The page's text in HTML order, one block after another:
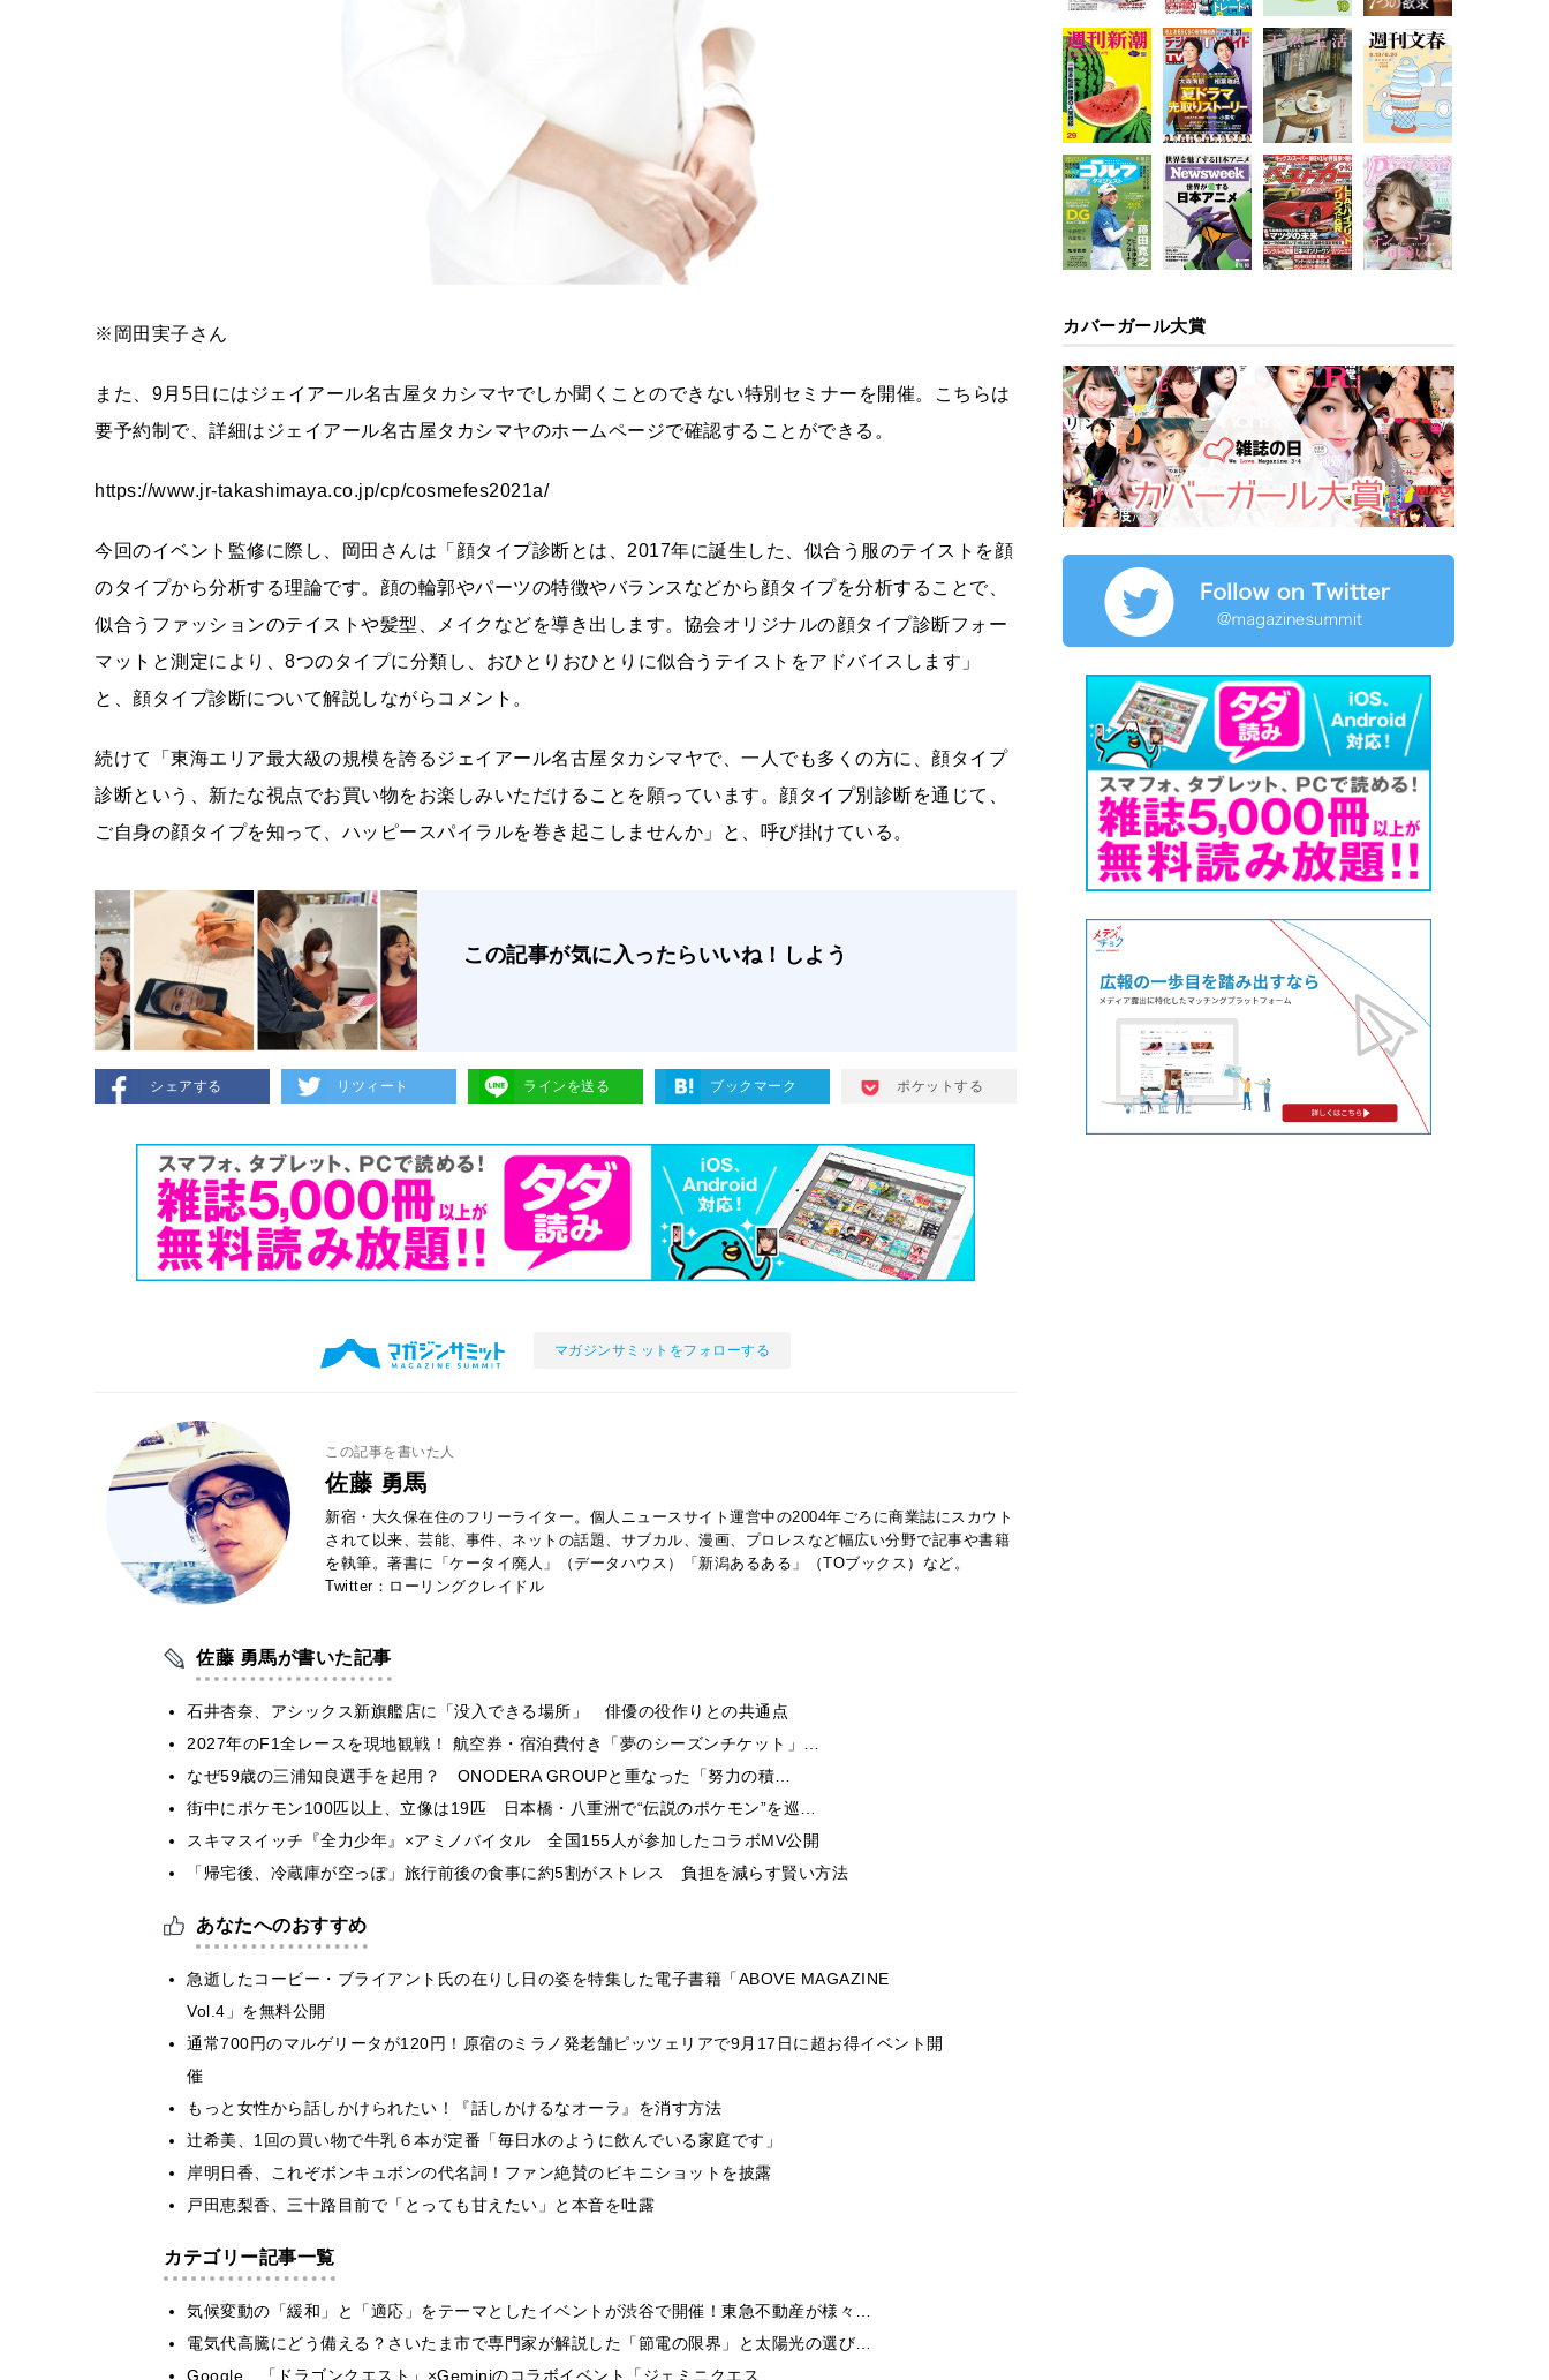
※岡田実子さん
また、9月5日にはジェイアール名古屋タカシマヤでしか聞くことのできない特別セミナーを開催。こちらは
要予約制で、詳細はジェイアール名古屋タカシマヤのホームページで確認することができる。
https://www.jr-takashimaya.co.jp/cp/cosmefes2021a/
今回のイベント監修に際し、岡田さんは「顔タイプ診断とは、2017年に誕生した、似合う服のテイストを顔
のタイプから分析する理論です。顔の輪郭やパーツの特徴やバランスなどから顔タイプを分析することで、
似合うファッションのテイストや髪型、メイクなどを導き出します。協会オリジナルの顔タイプ診断フォー
マットと測定により、8つのタイプに分類し、おひとりおひとりに似合うテイストをアドバイスします」
と、顔タイプ診断について解説しながらコメント。
続けて「東海エリア最大級の規模を誇るジェイアール名古屋タカシマヤで、一人でも多くの方に、顔タイプ
診断という、新たな視点でお買い物をお楽しみいただけることを願っています。顔タイプ別診断を通じて、
ご自身の顔タイプを知って、ハッピースパイラルを巻き起こしませんか」と、呼び掛けている。
この記事が気に入ったらいいね！しよう
シェアする リツィート ラインを送る ブックマーク ポケットする
マガジンサミットをフォローする
この記事を書いた人
佐藤 勇馬
新宿・大久保在住のフリーライター。個人ニュースサイト運営中の2004年ごろに商業誌にスカウト
されて以来、芸能、事件、ネットの話題、サブカル、漫画、プロレスなど幅広い分野で記事や書籍
を執筆。著書に「ケータイ廃人」（データハウス）「新潟あるある」（TOブックス）など。
Twitter：ローリングクレイドル
佐藤 勇馬が書いた記事
石井杏奈、アシックス新旗艦店に「没入できる場所」 俳優の役作りとの共通点
2027年のF1全レースを現地観戦！ 航空券・宿泊費付き「夢のシーズンチケット」…
なぜ59歳の三浦知良選手を起用？ ONODERA GROUPと重なった「努力の積…
街中にポケモン100匹以上、立像は19匹 日本橋・八重洲で“伝説のポケモン”を巡…
スキマスイッチ『全力少年』×アミノバイタル 全国155人が参加したコラボMV公開
「帰宅後、冷蔵庫が空っぽ」旅行前後の食事に約5割がストレス 負担を減らす賢い方法
あなたへのおすすめ
急逝したコービー・ブライアント氏の在りし日の姿を特集した電子書籍「ABOVE MAGAZINE
Vol.4」を無料公開
通常700円のマルゲリータが120円！原宿のミラノ発老舗ピッツェリアで9月17日に超お得イベント開
催
もっと女性から話しかけられたい！『話しかけるなオーラ』を消す方法
辻希美、1回の買い物で牛乳６本が定番「毎日水のように飲んでいる家庭です」
岸明日香、これぞボンキュボンの代名詞！ファン絶賛のビキニショットを披露
戸田恵梨香、三十路目前で「とっても甘えたい」と本音を吐露
カテゴリー記事一覧
気候変動の「緩和」と「適応」をテーマとしたイベントが渋谷で開催！東急不動産が様々…
電気代高騰にどう備える？さいたま市で専門家が解説した「節電の限界」と太陽光の選び…
Google、「ドラゴンクエスト」×Geminiのコラボイベント「ジェミニクエス…
カバーガール大賞